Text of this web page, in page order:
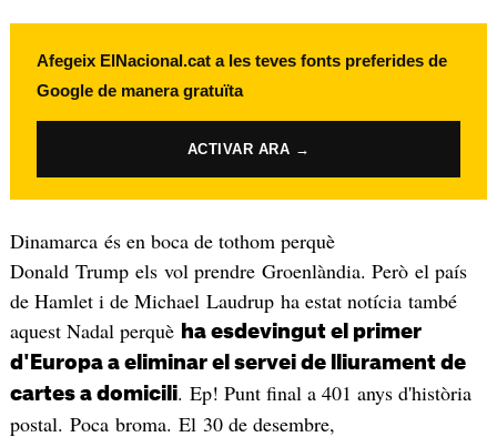
Afegeix ElNacional.cat a les teves fonts preferides de
Google de manera gratuïta
ACTIVAR ARA →
Dinamarca és en boca de tothom perquè
Donald Trump els vol prendre Groenlàndia. Però el país
de Hamlet i de Michael Laudrup ha estat notícia també
aquest Nadal perquè ha esdevingut el primer
d'Europa a eliminar el servei de lliurament de
cartes a domicili. Ep! Punt final a 401 anys d'història
postal. Poca broma. El 30 de desembre,